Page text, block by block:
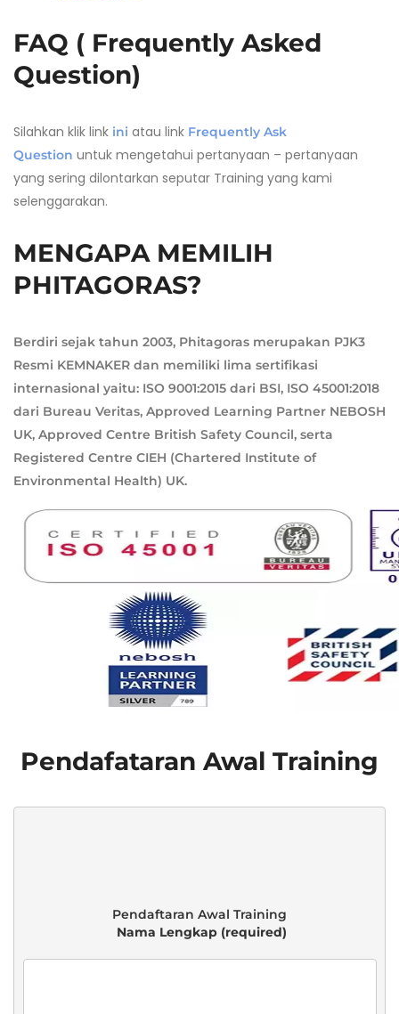
FAQ ( Frequently Asked
Question)
Silahkan klik link ini atau link Frequently Ask
Question untuk mengetahui pertanyaan – pertanyaan
yang sering dilontarkan seputar Training yang kami
selenggarakan.
MENGAPA MEMILIH
PHITAGORAS?
Berdiri sejak tahun 2003, Phitagoras merupakan PJK3
Resmi KEMNAKER dan memiliki lima sertifikasi
internasional yaitu: ISO 9001:2015 dari BSI, ISO 45001:2018
dari Bureau Veritas, Approved Learning Partner NEBOSH
UK, Approved Centre British Safety Council, serta
Registered Centre CIEH (Chartered Institute of
Environmental Health) UK.
Pendafataran Awal Training
Nama Lengkap (required)